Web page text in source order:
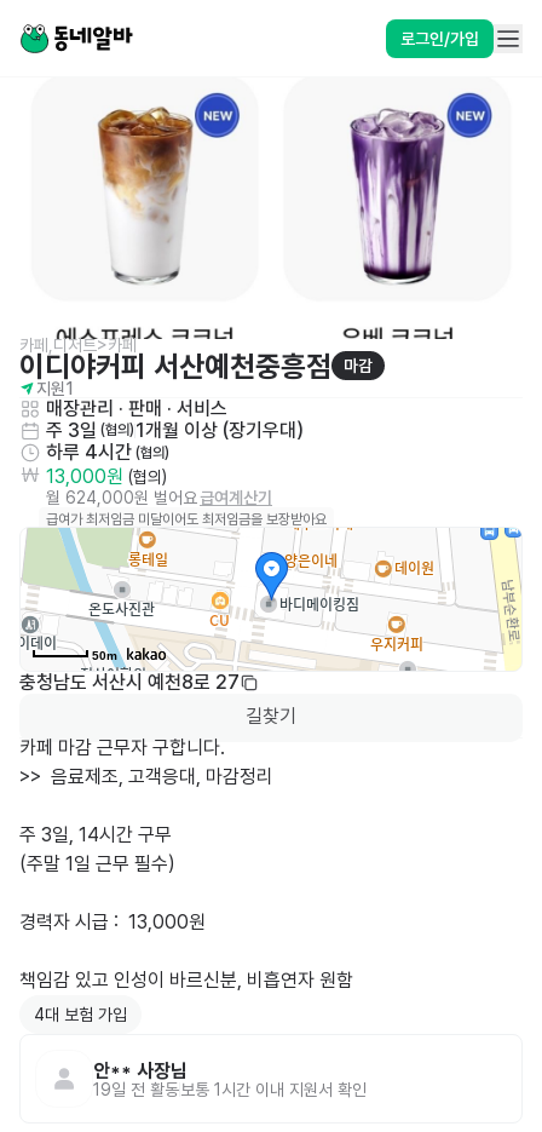
로그인/가입
카페,디저트>카페
이디야커피 서산예천중흥점
마감
지원1
매장관리 · 판매 · 서비스
주 3일 (협의) 1개월 이상 (장기우대)
하루 4시간 (협의)
13,000원 (협의)
월 624,000원 벌어요급여계산기
급여가 최저임금 미달이어도 최저임금을 보장받아요
50m
충청남도 서산시 예천8로 27
길찾기
카페 마감 근무자 구합니다.
>>  음료제조, 고객응대, 마감정리
주 3일, 14시간 구무
(주말 1일 근무 필수)
경력자 시급 :  13,000원
4대 보험 가입
안** 사장님
19일 전 활동보통 1시간 이내 지원서 확인